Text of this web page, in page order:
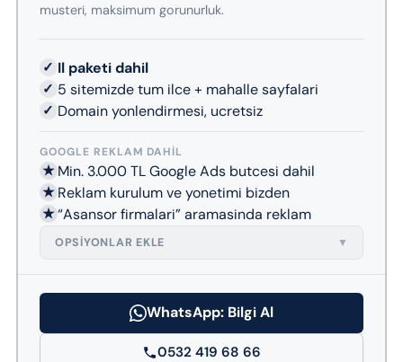
musteri, maksimum gorunurluk.
✓ Il paketi dahil
✓ 5 sitemizde tum ilce + mahalle sayfalari
✓ Domain yonlendirmesi, ucretsiz
GOOGLE REKLAM DAHIL
★ Min. 3.000 TL Google Ads butcesi dahil
★ Reklam kurulum ve yonetimi bizden
★“Asansor firmalari” aramasinda reklam
OPSIYONLAR EKLE ▼
WhatsApp: Bilgi Al
0532 419 68 66